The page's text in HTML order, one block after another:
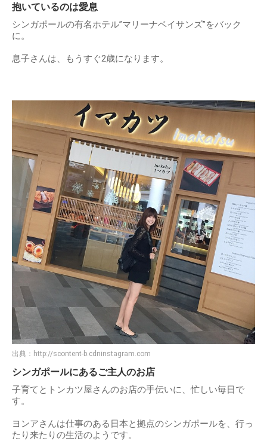
抱いているのは愛息
シンガポールの有名ホテル”マリーナベイサンズ”をバック
に。
息子さんは、もうすぐ2歳になります。
出典： http://scontent-b.cdninstagram.com
シンガポールにあるご主人のお店
子育てとトンカツ屋さんのお店の手伝いに、忙しい毎日で
す。
ヨンアさんは仕事のある日本と拠点のシンガポールを、行っ
たり来たりの生活のようです。